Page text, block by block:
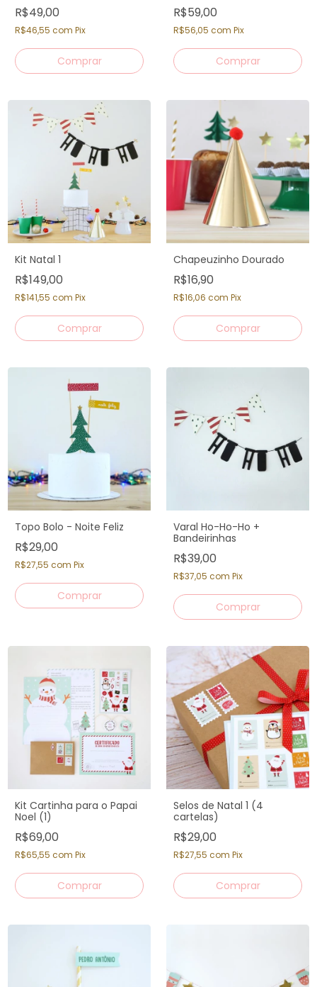
R$49,00
R$46,55 com Pix
R$59,00
R$56,05 com Pix
Kit Natal 1
R$149,00
R$141,55 com Pix
Chapeuzinho Dourado
R$16,90
R$16,06 com Pix
Topo Bolo - Noite Feliz
R$29,00
R$27,55 com Pix
Varal Ho-Ho-Ho +
Bandeirinhas
R$39,00
R$37,05 com Pix
Kit Cartinha para o Papai
Noel (1)
R$69,00
R$65,55 com Pix
Selos de Natal 1 (4
cartelas)
R$29,00
R$27,55 com Pix